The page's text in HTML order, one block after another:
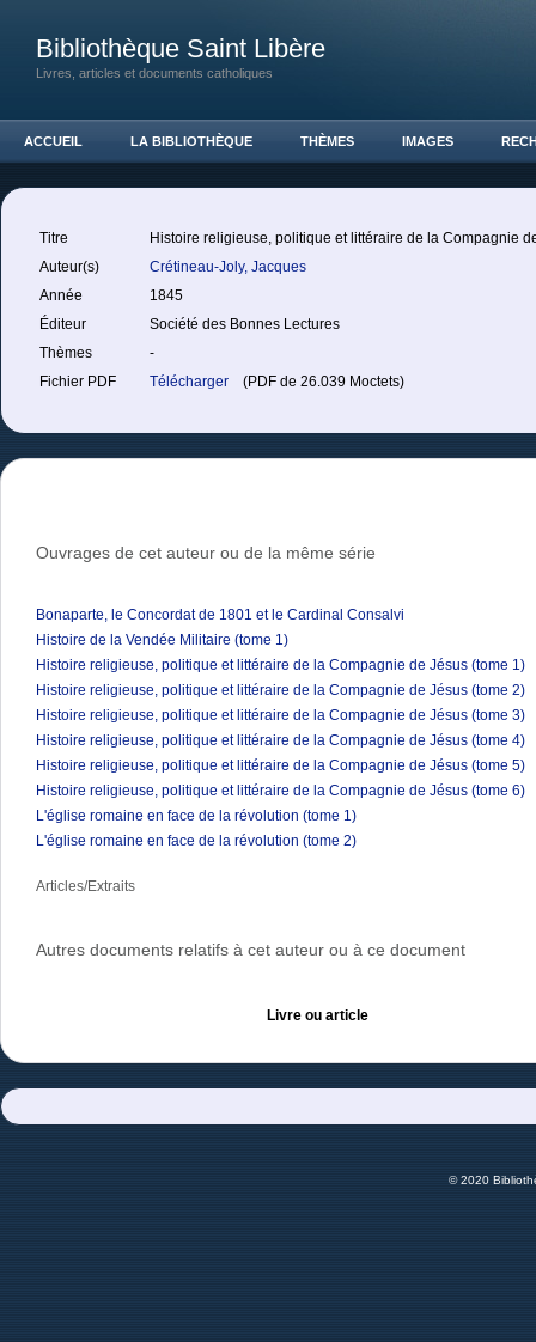
Bibliothèque Saint Libère
Livres, articles et documents catholiques
ACCUEIL LA BIBLIOTHÈQUE THÈMES IMAGES
Titre
Histoire religieuse, politique et littéraire de la Compagnie
Auteur(s)
Crétineau-Joly, Jacques
Année
1845
Éditeur
Société des Bonnes Lectures
Thèmes
-
Fichier PDF
Télécharger (PDF de 26.039 Moctets)
Ouvrages de cet auteur ou de la même série
Bonaparte, le Concordat de 1801 et le Cardinal Consalvi
Histoire de la Vendée Militaire (tome 1)
Histoire religieuse, politique et littéraire de la Compagnie de Jésus (tome 1)
Histoire religieuse, politique et littéraire de la Compagnie de Jésus (tome 2)
Histoire religieuse, politique et littéraire de la Compagnie de Jésus (tome 3)
Histoire religieuse, politique et littéraire de la Compagnie de Jésus (tome 4)
Histoire religieuse, politique et littéraire de la Compagnie de Jésus (tome 5)
Histoire religieuse, politique et littéraire de la Compagnie de Jésus (tome 6)
L'église romaine en face de la révolution (tome 1)
L'église romaine en face de la révolution (tome 2)
Articles/Extraits
Autres documents relatifs à cet auteur ou à ce document
Livre ou article
© 2020